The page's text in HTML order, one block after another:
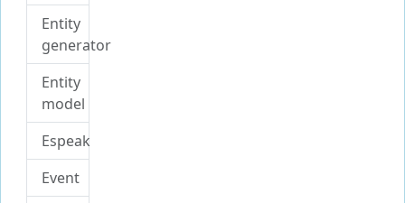
Entity
generator
Entity
model
Espeak
Event